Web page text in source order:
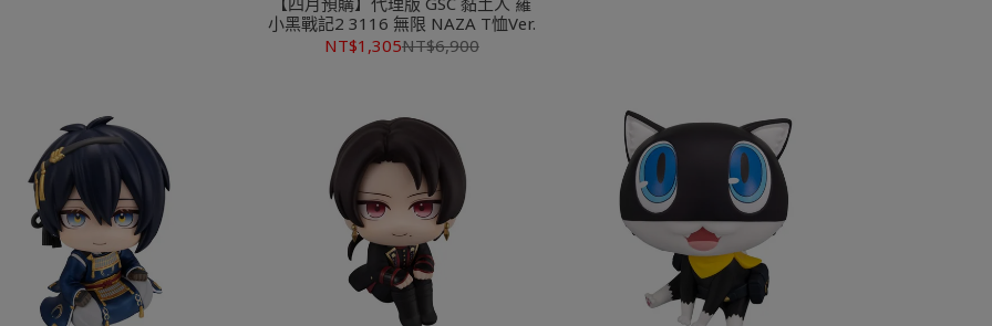
小黑戰記2 3116 無限 NAZA T恤Ver.
NT$1,305NT$6,900